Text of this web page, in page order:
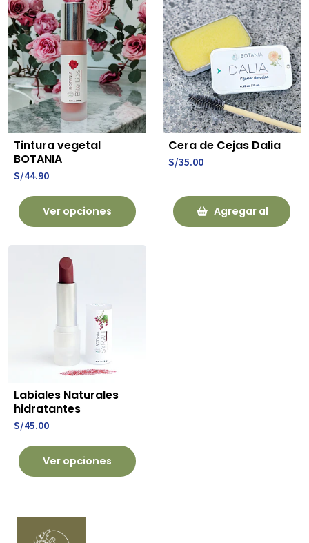
Tintura vegetal
BOTANIA
S/44.90
Ver opciones
Cera de Cejas Dalia
S/35.00
Agregar al
Labiales Naturales
hidratantes
S/45.00
Ver opciones